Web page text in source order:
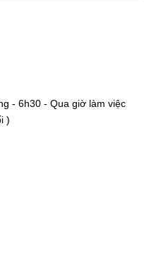
- 6h30 - Qua giờ làm việc
)